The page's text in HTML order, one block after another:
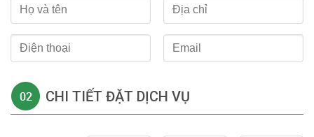
CHI TIẾT ĐẶT DỊCH VỤ